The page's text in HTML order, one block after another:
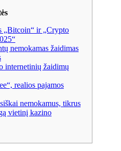
„Bitcoin“ ir „Crypto
nemokamas žaidimas
internetinių žaidimų
realios pajamos
nemokamus, tikrus
vietinį kazino